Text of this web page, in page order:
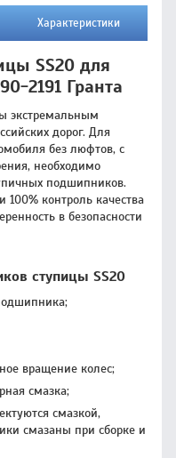
Характеристики
SS20 для
2191 Гранта
экстремальным
дорог. Для
без люфтов, с
необходимо
подшипников.
контроль качества
в безопасности
ступицы SS20
вращение колес;
смазка;
смазкой,
смазаны при сборке и